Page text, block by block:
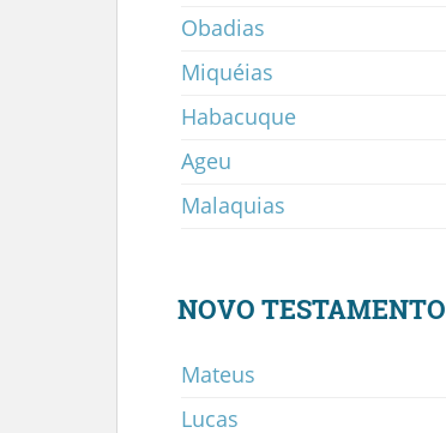
Obadias
Miquéias
Habacuque
Ageu
Malaquias
NOVO TESTAMENTO
Mateus
Lucas